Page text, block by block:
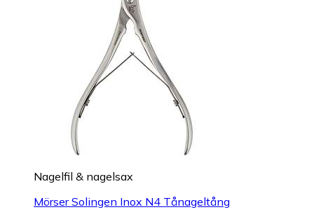
Nagelfil & nagelsax
Mörser Solingen Inox N4 Tånageltång